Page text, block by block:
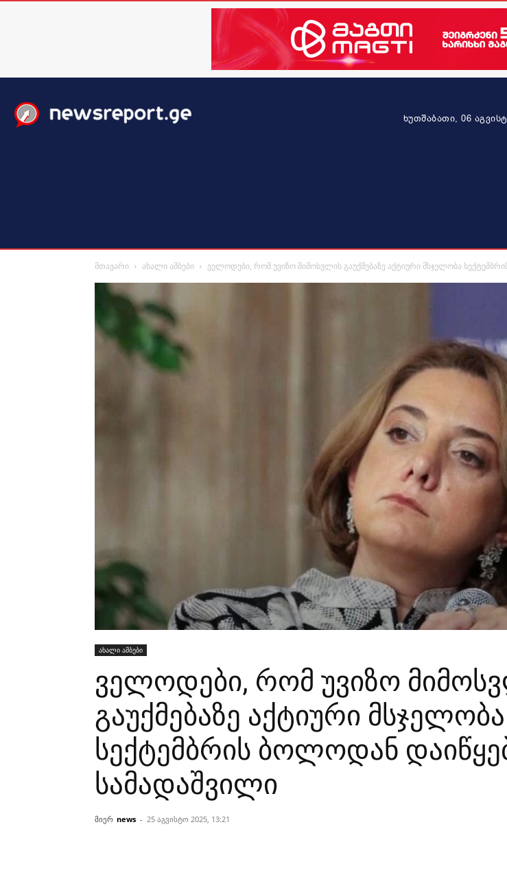
ხუთშაბათი, 06
მთავარი ახალი ამბები ველოდები, რომ უვიზო მიმოსვლის გაუქმებაზე აქტიური მსჯელობა
ახალი ამბები
ველოდები, რომ უვიზო
გაუქმებაზე აქტიური მსჯელობა
სექტემბრის ბოლოდან
სამადაშვილი
მიერ news - 25 აგვისტო 2025, 13:21